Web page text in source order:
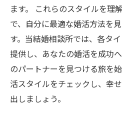
ます。 これらのスタイルを理
で、自分に最適な婚活方法を
す。当結婚相談所では、各タ
提供し、あなたの婚活を成功
のパートナーを見つける旅を
活スタイルをチェックし、幸
出しましょう。